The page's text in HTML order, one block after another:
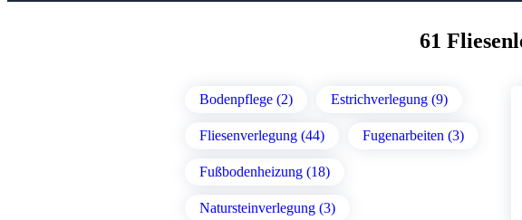
61
Bodenpflege (2) Estrichverlegung (9)
Fliesenverlegung (44) Fugenarbeiten (3)
Fußbodenheizung (18)
Natursteinverlegung (3)